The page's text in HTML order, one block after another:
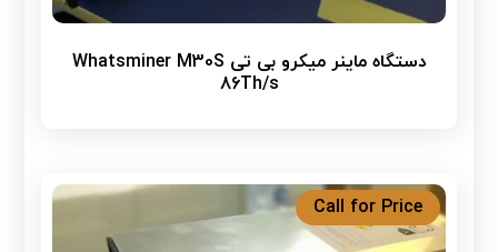
دستگاه ماینر میکرو بی تی Whatsminer M30S
86Th/s
Call for Price